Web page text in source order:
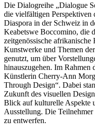
Die Dialogreihe „Dialogue
die vielfältigen Perspektiven
Diaspora in der Schweiz in
Keabetswe Boccomino, die
zeitgenössische
Kunstwerke und Themen
genutzt, um über
hinauszugehen. Im Rahmen
Künstlerin Cherry-Ann
Through Design“. Dabei
Zukunft des visuellen
Blick auf kulturelle Aspekte
Ausstellung. Die
zu entwerfen.